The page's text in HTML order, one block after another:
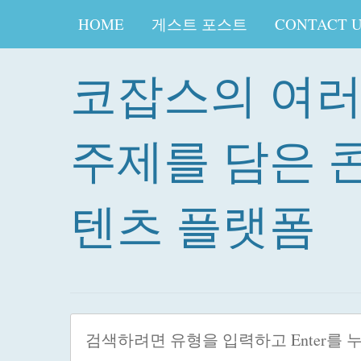
HOME 게스트 포스트 CONTACT
코잡스의 여러
주제를 담은
텐츠 플랫폼